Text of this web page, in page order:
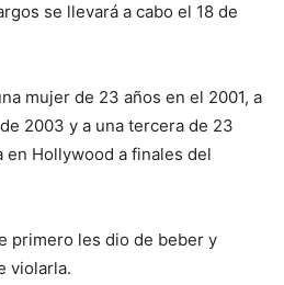
se llevará a cabo el 18 de
mujer de 23 años en el 2001, a
2003 y a una tercera de 23
en Hollywood a finales del
primero les dio de beber y
violarla.